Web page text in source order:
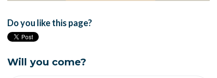
Do you like this page?
Will you come?